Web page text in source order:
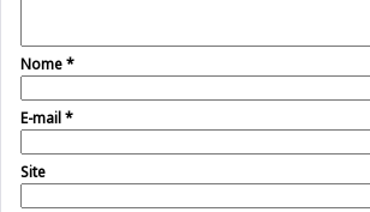
Nome*
E-mail*
Site